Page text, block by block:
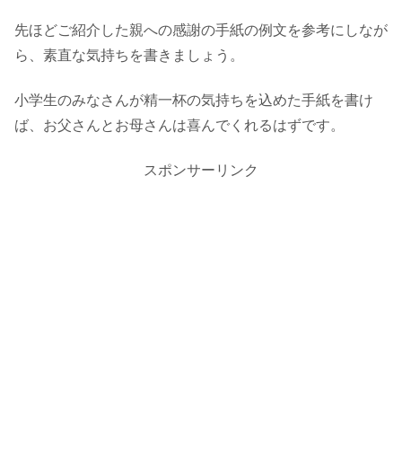
先ほどご紹介した親への感謝の手紙の例文を参考にしなが
ら、素直な気持ちを書きましょう。
小学生のみなさんが精一杯の気持ちを込めた手紙を書け
ば、お父さんとお母さんは喜んでくれるはずです。
スポンサーリンク